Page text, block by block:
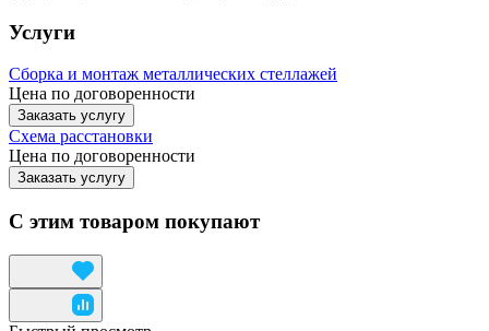
Услуги
Сборка и монтаж металлических стеллажей
Цена по договоренности
Заказать услугу
Схема расстановки
Цена по договоренности
Заказать услугу
С этим товаром покупают